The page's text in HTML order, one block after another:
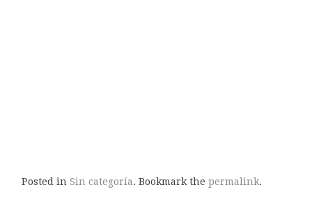
Posted in Sin categoría. Bookmark the permalink.